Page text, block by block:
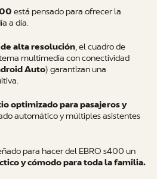
está pensado para ofrecer la
a día.
alta resolución, el cuadro de
multimedia con conectividad
Auto) garantizan una
optimizado para pasajeros y
automático y múltiples asistentes
para hacer del EBRO s400 un
y cómodo para toda la familia.